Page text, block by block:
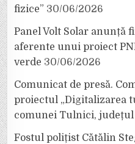
fizice” 30/06/2026
Panel Volt Solar anunță
aferente unui proiect
verde 30/06/2026
Comunicat de presă.
proiectul „Digitalizarea
comunei Tulnici, județul
Fostul polițist Cătălin